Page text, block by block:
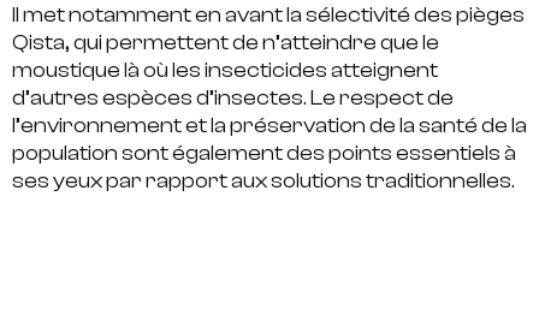
Il met notamment en avant lasélectivitédes pièges
Qista, qui permettent de n’atteindre que le
moustique là où les insecticides atteignent
d’autres espèces d’insectes. Lerespect de
l’environnementet lapréservation de la santé de la
populationsont également des points essentiels à
ses yeux par rapport aux solutions traditionnelles.